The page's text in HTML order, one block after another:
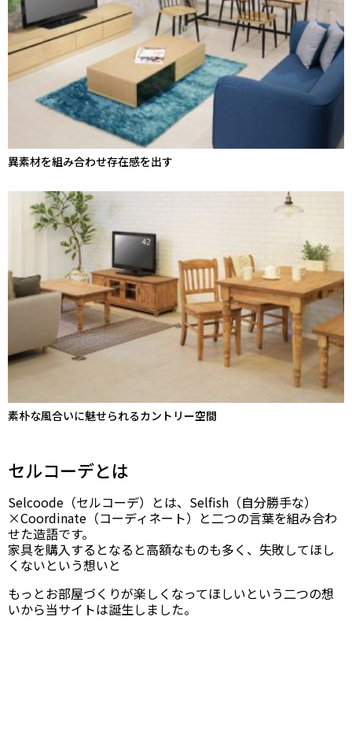
異素材を組み合わせ存在感を出す
素朴な風合いに魅せられるカントリー空間
セルコーデとは
Selcoode（セルコーデ）とは、Selfish（自分勝手な）
×Coordinate（コーディネート）と二つの言葉を組み合わ
せた造語です。
家具を購入するとなると高額なものも多く、失敗してほし
くないという想いと
もっとお部屋づくりが楽しくなってほしいという二つの想
いから当サイトは誕生しました。